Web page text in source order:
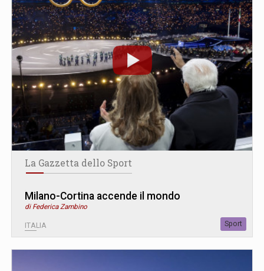
La Gazzetta dello Sport
Milano-Cortina accende il mondo
di Federica Zambino
ITALIA Sport